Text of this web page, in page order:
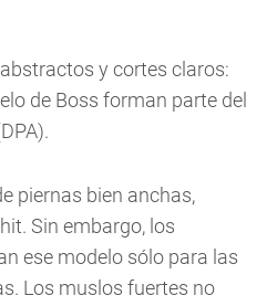
y cortes claros:
de Boss forman parte del
piernas bien anchas,
Sin embargo, los
ese modelo sólo para las
Los muslos fuertes no